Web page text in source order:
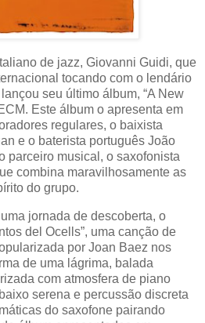
de jazz, Giovanni Guidi, que
tocando com o lendário
seu último álbum, “A New
Este álbum o apresenta em
regulares, o baixista
e o baterista português João
parceiro musical, o saxofonista
combina maravilhosamente as
do grupo.
jornada de descoberta, o
del Ocells”, uma canção de
por Joan Baez nos
de uma lágrima, balada
com atmosfera de piano
serena e percussão discreta
do saxofone pairando